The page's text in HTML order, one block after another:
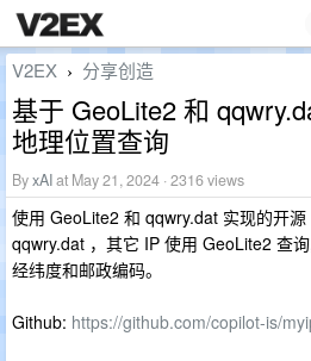
V2EX › 分享创造
基于 GeoLite2 和
地理位置查询
ByxAIat May 21, 2024 · 2316 views
使用 GeoLite2 和 qqwry.dat 实现的开
qqwry.dat ，其它 IP 使用 GeoLite2 查
经纬度和邮政编码。
Github: https://github.com/copilot-is/